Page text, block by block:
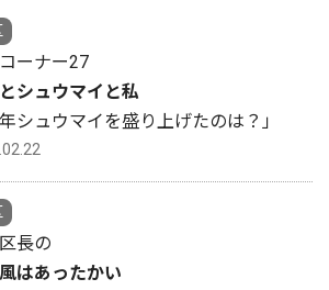
ーナー27
シュウマイと私
年シュウマイを盛り上げたのは？」
長の
はあったかい